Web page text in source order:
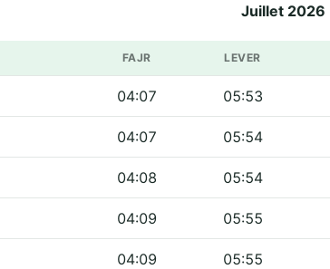
Juillet 2026
FAJR LEVER
04:07 05:53
04:07 05:54
04:08 05:54
04:09 05:55
04:09 05:55